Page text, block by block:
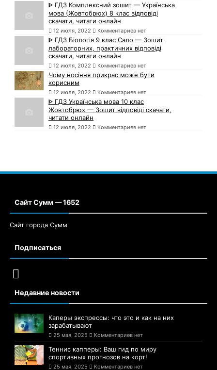
ᐈ ГДЗ Комплексний зошит — Українська
мова (Жовтобрюх) 8 клас відповіді
скачати, читати онлайн
12 июля, 2022 Комментариев нет
ᐈ ГДЗ Біологія 9 клас Сало — Зошит
лабораторних, практичних відповіді
скачати, читати онлайн
12 июля, 2022 Комментариев нет
Чому носіння прикрас може бути
корисним
12 июля, 2022 Комментариев нет
ᐈ ГДЗ Українська мова 10 клас
Жовтобрюх — Зошит відповіді скачати,
читати онлайн
12 июля, 2022 Комментариев нет
Сайт Сумм — 1652
Сайт города Сумм
Подписаться
Недавние новости
Каперы экспрессы: что это и как на них
зарабатывают
25 мая, 2025 Комментариев нет
Теннис капперы: Ваш гид по миру
спортивных прогнозов на корт!
25 мая, 2025 Комментариев нет